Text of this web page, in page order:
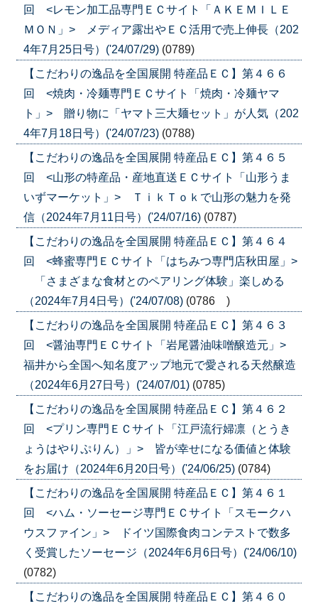
回 <レモン加工品専門ＥＣサイト「ＡＫＥＭＩＬＥ
ＭＯＮ」> メディア露出やＥＣ活用で売上伸長（202
4年7月25日号）('24/07/29) (0789)
【こだわりの逸品を全国展開 特産品ＥＣ】第４６６
回 <焼肉・冷麺専門ＥＣサイト「焼肉・冷麺ヤマ
ト」> 贈り物に「ヤマト三大麺セット」が人気（202
4年7月18日号）('24/07/23) (0788)
【こだわりの逸品を全国展開 特産品ＥＣ】第４６５
回 <山形の特産品・産地直送ＥＣサイト「山形うま
いずマーケット」> ＴｉｋＴｏｋで山形の魅力を発
信（2024年7月11日号）('24/07/16) (0787)
【こだわりの逸品を全国展開 特産品ＥＣ】第４６４
回 <蜂蜜専門ＥＣサイト「はちみつ専門店秋田屋」>
「さまざまな食材とのペアリング体験」楽しめる
（2024年7月4日号）('24/07/08) (0786 )
【こだわりの逸品を全国展開 特産品ＥＣ】第４６３
回 <醤油専門ＥＣサイト「岩尾醤油味噌醸造元」>
福井から全国へ知名度アップ地元で愛される天然醸造
（2024年6月27日号）('24/07/01) (0785)
【こだわりの逸品を全国展開 特産品ＥＣ】第４６２
回 <プリン専門ＥＣサイト「江戸流行婦凛（とうき
ょうはやりぷりん）」> 皆が幸せになる価値と体験
をお届け（2024年6月20日号）('24/06/25) (0784)
【こだわりの逸品を全国展開 特産品ＥＣ】第４６１
回 <ハム・ソーセージ専門ＥＣサイト「スモークハ
ウスファイン」> ドイツ国際食肉コンテストで数多
く受賞したソーセージ（2024年6月6日号）('24/06/10)
(0782)
【こだわりの逸品を全国展開 特産品ＥＣ】第４６０